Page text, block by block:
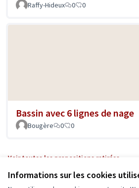
Informations sur les cookies
Raffy-Hideux 0 0
Bassin avec 6 lignes de nage
Bougère
0 0
Voir toutes les propositions retirées